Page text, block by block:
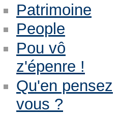
Patrimoine
People
Pou vô
z'épenre !
Qu'en pensez
vous ?